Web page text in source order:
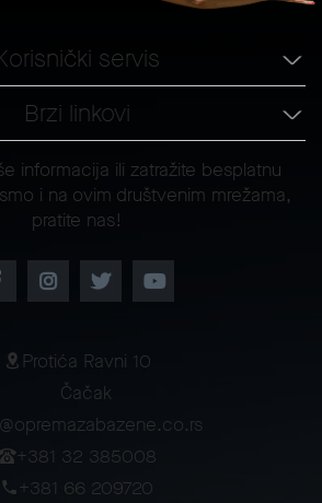
servis
Brzi linkovi
informacija ili zatražite besplatnu
i na ovim društvenim mrežama,
pratite nas!
Protića Ravni 10
Čačak
+381 32 385008
+381 66 209720